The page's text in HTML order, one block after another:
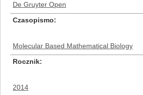
De Gruyter Open
Czasopismo
Molecular Based Mathematical Biology
Rocznik
2014